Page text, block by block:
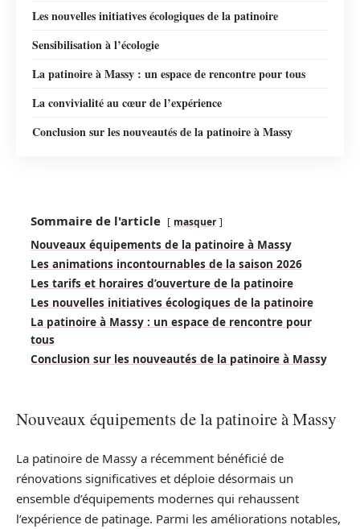
Les nouvelles initiatives écologiques de la patinoire
Sensibilisation à l’écologie
La patinoire à Massy : un espace de rencontre pour tous
La convivialité au cœur de l’expérience
Conclusion sur les nouveautés de la patinoire à Massy
Sommaire de l'article masquer
Nouveaux équipements de la patinoire à Massy
Les animations incontournables de la saison 2026
Les tarifs et horaires d’ouverture de la patinoire
Les nouvelles initiatives écologiques de la patinoire
La patinoire à Massy : un espace de rencontre pour
tous
Conclusion sur les nouveautés de la patinoire à Massy
Nouveaux équipements de la patinoire à Massy
La patinoire de Massy a récemment bénéficié de
rénovations significatives et déploie désormais un
ensemble d’équipements modernes qui rehaussent
l’expérience de patinage. Parmi les améliorations notables,